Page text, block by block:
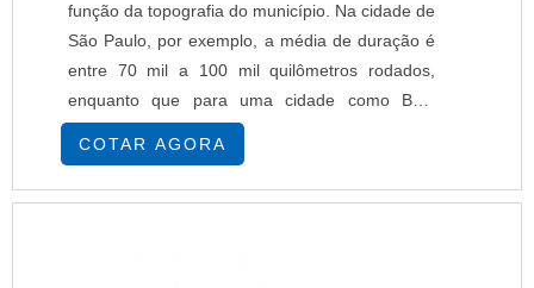
função da topografia do município. Na cidade de
São Paulo, por exemplo, a média de duração é
entre 70 mil a 100 mil quilômetros rodados,
enquanto que para uma cidade como Belo
Horizonte, que tem uma topografia muito mais
irregular, essa durabilidade dura entre 40 mil e
50 mil quilômetros rodados. O balanceamento e
COTAR AGORA